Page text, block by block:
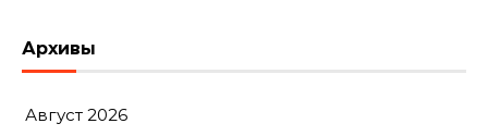
Архивы
Август 2026